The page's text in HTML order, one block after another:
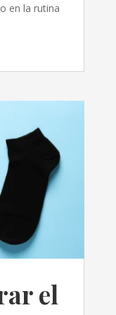
en la rutina
el